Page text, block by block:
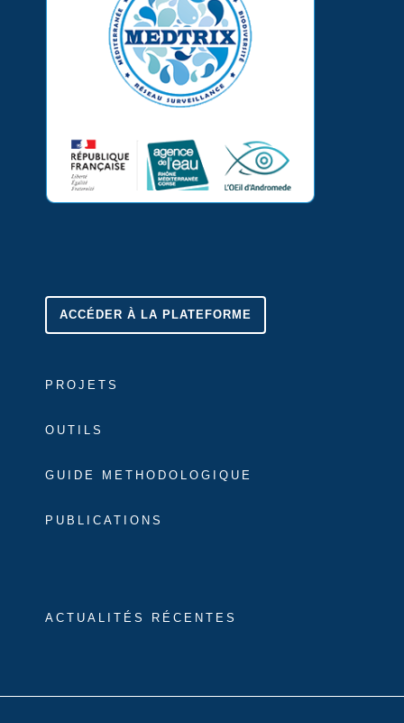
ACCÉDER À LA PLATEFORME
PROJETS
OUTILS
GUIDE METHODOLOGIQUE
PUBLICATIONS
ACTUALITÉS RÉCENTES